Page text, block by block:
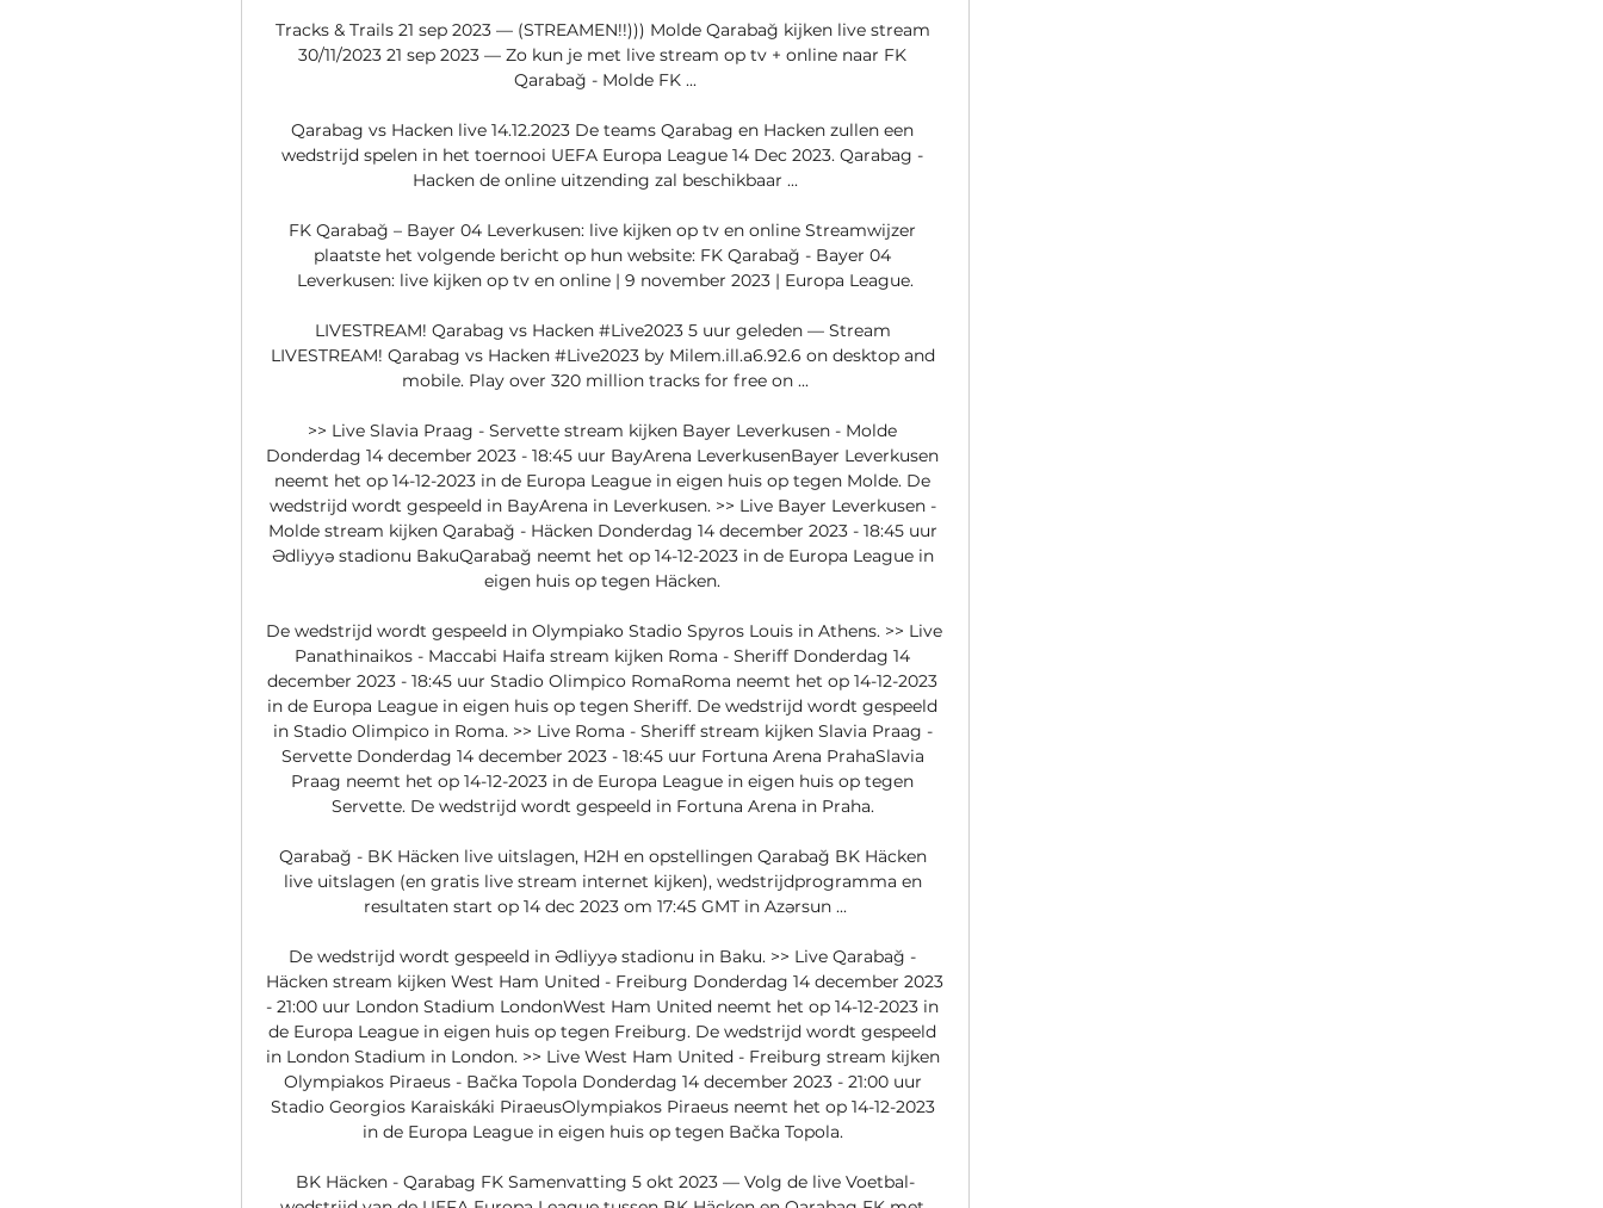
Tracks & Trails 21 sep 2023 — (STREAMEN!!))) Molde Qarabağ kijken live stream
30/11/2023 21 sep 2023 — Zo kun je met live stream op tv + online naar FK
Qarabağ - Molde FK ...
Qarabag vs Hacken live 14.12.2023 De teams Qarabag en Hacken zullen een
wedstrijd spelen in het toernooi UEFA Europa League 14 Dec 2023. Qarabag -
Hacken de online uitzending zal beschikbaar ...
FK Qarabağ – Bayer 04 Leverkusen: live kijken op tv en online Streamwijzer
plaatste het volgende bericht op hun website: FK Qarabağ - Bayer 04
Leverkusen: live kijken op tv en online | 9 november 2023 | Europa League.
LIVESTREAM! Qarabag vs Hacken #Live2023 5 uur geleden — Stream
LIVESTREAM! Qarabag vs Hacken #Live2023 by Milem.ill.a6.92.6 on desktop and
mobile. Play over 320 million tracks for free on ...
>> Live Slavia Praag - Servette stream kijken Bayer Leverkusen - Molde
Donderdag 14 december 2023 - 18:45 uur BayArena LeverkusenBayer Leverkusen
neemt het op 14-12-2023 in de Europa League in eigen huis op tegen Molde. De
wedstrijd wordt gespeeld in BayArena in Leverkusen. >> Live Bayer Leverkusen -
Molde stream kijken Qarabağ - Häcken Donderdag 14 december 2023 - 18:45 uur
Ədliyyə stadionu BakuQarabağ neemt het op 14-12-2023 in de Europa League in
eigen huis op tegen Häcken.
De wedstrijd wordt gespeeld in Olympiako Stadio Spyros Louis in Athens. >> Live
Panathinaikos - Maccabi Haifa stream kijken Roma - Sheriff Donderdag 14
december 2023 - 18:45 uur Stadio Olimpico RomaRoma neemt het op 14-12-2023
in de Europa League in eigen huis op tegen Sheriff. De wedstrijd wordt gespeeld
in Stadio Olimpico in Roma. >> Live Roma - Sheriff stream kijken Slavia Praag -
Servette Donderdag 14 december 2023 - 18:45 uur Fortuna Arena PrahaSlavia
Praag neemt het op 14-12-2023 in de Europa League in eigen huis op tegen
Servette. De wedstrijd wordt gespeeld in Fortuna Arena in Praha.
Qarabağ - BK Häcken live uitslagen, H2H en opstellingen Qarabağ BK Häcken
live uitslagen (en gratis live stream internet kijken), wedstrijdprogramma en
resultaten start op 14 dec 2023 om 17:45 GMT in Azərsun ...
De wedstrijd wordt gespeeld in Ədliyyə stadionu in Baku. >> Live Qarabağ -
Häcken stream kijken West Ham United - Freiburg Donderdag 14 december 2023
- 21:00 uur London Stadium LondonWest Ham United neemt het op 14-12-2023 in
de Europa League in eigen huis op tegen Freiburg. De wedstrijd wordt gespeeld
in London Stadium in London. >> Live West Ham United - Freiburg stream kijken
Olympiakos Piraeus - Bačka Topola Donderdag 14 december 2023 - 21:00 uur
Stadio Georgios Karaiskáki PiraeusOlympiakos Piraeus neemt het op 14-12-2023
in de Europa League in eigen huis op tegen Bačka Topola.
BK Häcken - Qarabag FK Samenvatting 5 okt 2023 — Volg de live Voetbal-